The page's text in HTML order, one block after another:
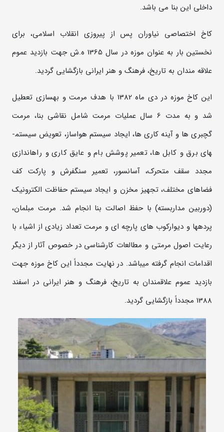
داخلی این بنا می باشد.
کاخ اختصاصی نیاوران پس از پیروزی انقلاب اسلامی، برای
نخستین بار به عنوان موزه در سال 1365 ه.ش جهت بازدید عموم
علاقه مندان به تاریخ، فرهنگ و هنر ایرانی بازگشایی گردید.
این کاخ موزه در دی ماه 1382 با هدف مرمت و بهسازی تعطیل
شد و به مدت 6 سال عملیات مرمت شامل نقاشی بنا، مرمت
گچبری ها و آینه کاری ها، ایجاد سیستم هواساز، تعویض سیستم­
های برق و کابل ها، تعمیر پوشش بام و عایق کاری و راه­اندازی
مجدد سقف متحرک، آسانسور، تعمیر سنگفرش و پارکت کف
فضاهای مختلف، تجهیز مخزن و ایجاد سیستم حفاظت الکترونیک
(دوربین مداربسته) با حفظ اصالت بنا انجام شد. مرمت مبلمان،
پرده­ها و دیوارکوب های پارچه ای و مرمت تعداد زیادی از اشیاء با
رعایت اصول مرمتی و مطالعات کارشناسی در خصوص آثار از دیگر
اقدامات انجام گرفته می­باشد. در نهایت مجدداً این کاخ موزه جهت
بازدید عموم علاقمندان به تاریخ، فرهنگ و هنر ایرانی در اسفند
1388 مجدداً بازگشایی گردید.